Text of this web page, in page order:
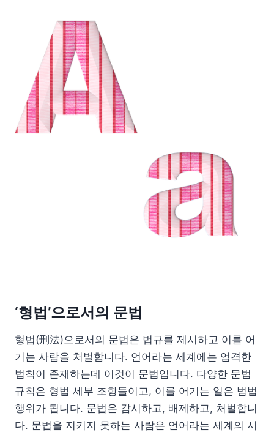
‘형법’으로서의 문법
형법(刑法)으로서의 문법은 법규를 제시하고 이를 어
기는 사람을 처벌합니다. 언어라는 세계에는 엄격한
법칙이 존재하는데 이것이 문법입니다. 다양한 문법
규칙은 형법 세부 조항들이고, 이를 어기는 일은 범법
행위가 됩니다. 문법은 감시하고, 배제하고, 처벌합니
다. 문법을 지키지 못하는 사람은 언어라는 세계의 시